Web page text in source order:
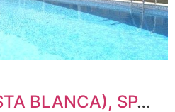
BLANCA), SPANJE